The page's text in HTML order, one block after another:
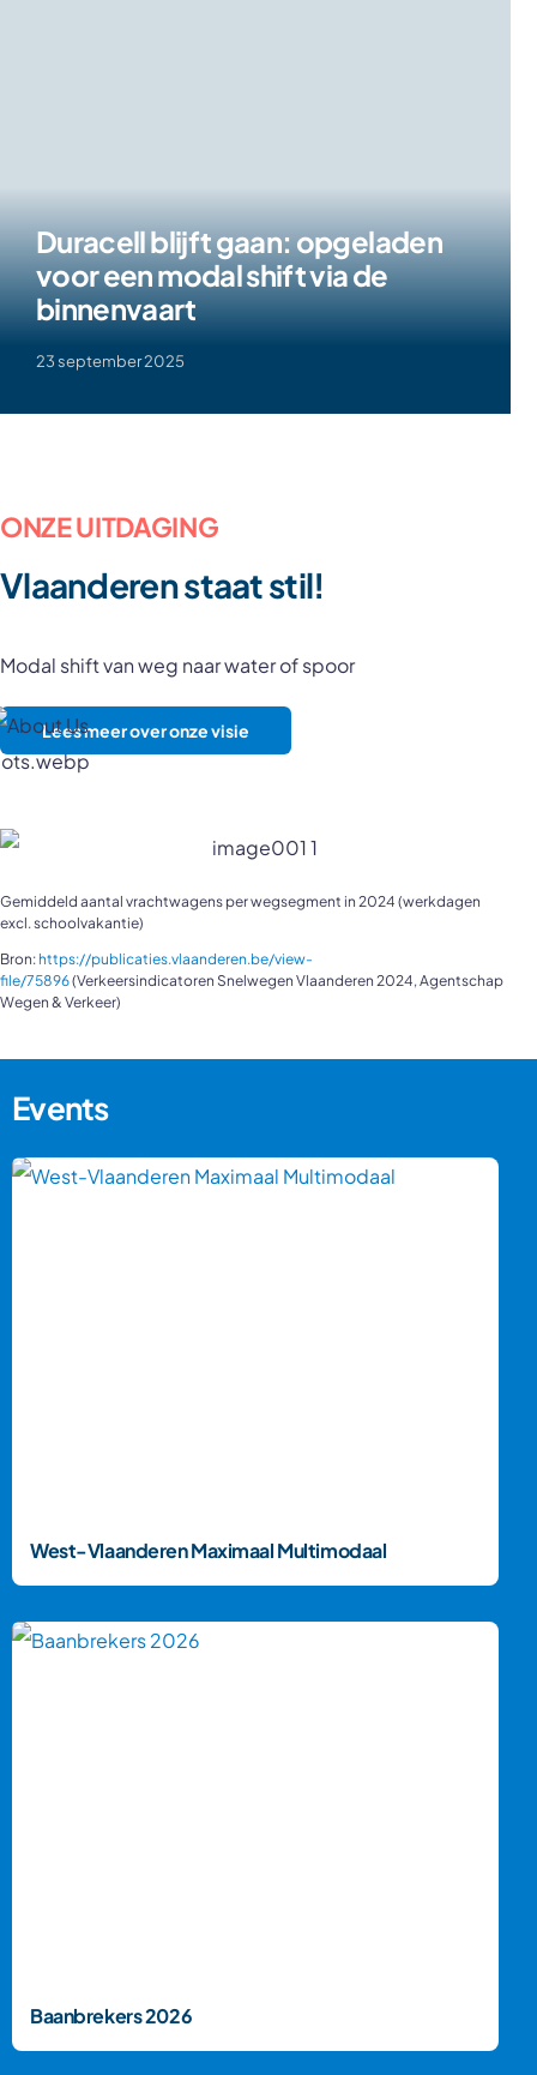
Duracell blijft gaan: opgeladen
voor een modal shift via de
binnenvaart
23 september 2025
ONZE UITDAGING
Vlaanderen staat stil!
Modal shift van weg naar water of spoor
Lees meer over onze visie
Gemiddeld aantal vrachtwagens per wegsegment in 2024 (werkdagen
excl. schoolvakantie)
Bron:https://publicaties.vlaanderen.be/view-
file/75896(Verkeersindicatoren Snelwegen Vlaanderen 2024, Agentschap
Wegen & Verkeer)
Events
West-Vlaanderen Maximaal Multimodaal
Baanbrekers 2026